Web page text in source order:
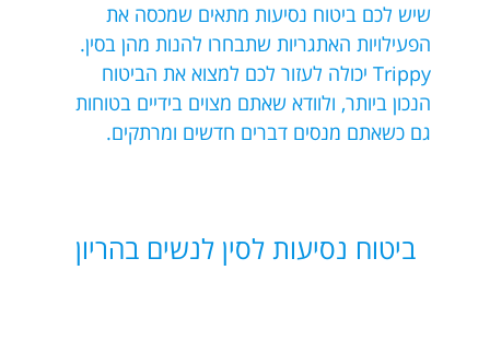
שיש לכם ביטוח נסיעות מתאים שמכסה את
הפעילויות האתגריות שתבחרו להנות מהן בסין.
Trippy יכולה לעזור לכם למצוא את הביטוח
הנכון ביותר, ולוודא שאתם מצוים בידיים בטוחות
גם כשאתם מנסים דברים חדשים ומרתקים.
ביטוח נסיעות לסין לנשים בהריון